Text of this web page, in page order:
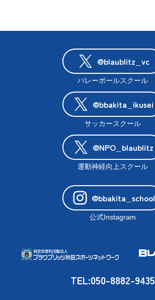
@blaublitz_vc
バレーボールスクール
@bbakita_ikusei
サッカースクール
@NPO_blaublitz
運動神経向上スクール
@bbakita_school
公式Instagram
TEL:050-8882-9435